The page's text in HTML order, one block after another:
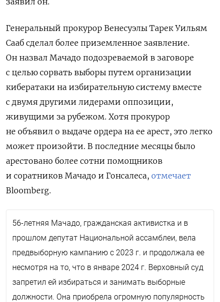
Генеральный прокурор Венесуэлы Тарек Уильям
Сааб сделал более приземленное заявление.
Он назвал Мачадо подозреваемой в заговоре
с целью сорвать выборы путем организации
кибератаки на избирательную систему вместе
с двумя другими лидерами оппозиции,
живущими за рубежом. Хотя прокурор
не объявил о выдаче ордера на ее арест, это легко
может произойти. В последние месяцы было
арестовано более сотни помощников
и соратников Мачадо и Гонсалеса, отмечает
Bloomberg.
56-летняя Мачадо, гражданская активистка и в
прошлом депутат Национальной ассамблеи, вела
предвыборную кампанию с 2023 г. и продолжала ее
несмотря на то, что в январе 2024 г. Верховный суд
запретил ей избираться и занимать выборные
должности. Она приобрела огромную популярность